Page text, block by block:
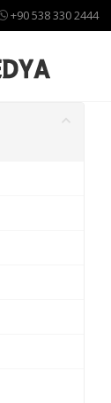
+90 538 330 2444